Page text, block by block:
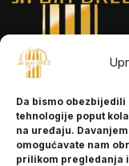
Da bismo
tehnologije poput
na uređaju.
omogućavate nam
prilikom pregledanja
INFORMACIJE
O nama
Kontakt